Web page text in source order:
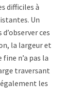
difficiles à
Un
ces
la largeur et
n’a pas la
traversant
les